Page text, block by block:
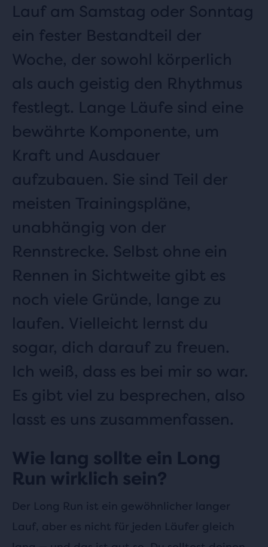
Lauf am Samstag oder Sonntag
ein fester Bestandteil der
Woche, der sowohl körperlich
als auch geistig den Rhythmus
festlegt. Lange Läufe sind eine
bewährte Komponente, um
Kraft und Ausdauer
aufzubauen. Sie sind Teil der
meisten Trainingspläne,
unabhängig von der
Rennstrecke. Selbst ohne ein
Rennen in Sichtweite gibt es
noch viele Gründe, lange zu
laufen. Vielleicht lernst du
sogar, dich darauf zu freuen.
Ich weiß, dass es bei mir so war.
Es gibt viel zu besprechen, also
lasst es uns zusammenfassen.
Wie lang sollte ein Long
Run wirklich sein?
Der Long Run ist ein gewöhnlicher langer
Lauf, aber es nicht für jeden Läufer gleich